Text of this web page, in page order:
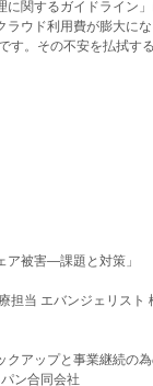
関するガイドライン
ウド利用費が膨大に
す。その不安を払拭す
被害―課題と対策」
当 エバンジェリスト
アップと事業継続の為
ン合同会社